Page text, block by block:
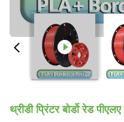
थ्रीडी प्रिंटर बोर्डो रेड